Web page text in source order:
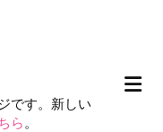
です。新しい
ら。